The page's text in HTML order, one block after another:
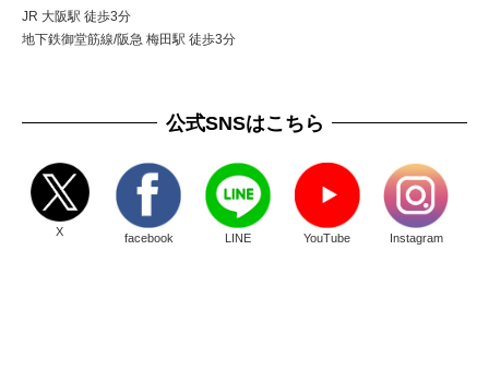
JR 大阪駅 徒歩3分
地下鉄御堂筋線/阪急 梅田駅 徒歩3分
公式SNSはこちら
X facebook LINE YouTube Instagram